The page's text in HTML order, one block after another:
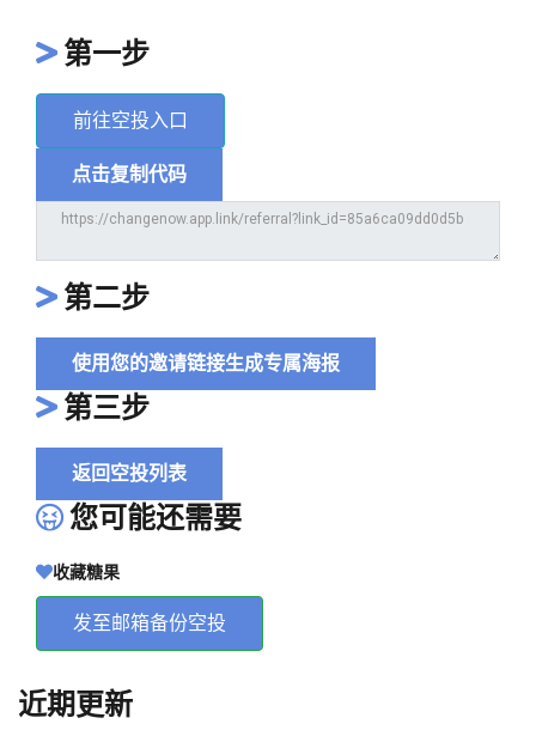
第一步
前往空投入口
点击复制代码
第二步
使用您的邀请链接生成专属海报
第三步
返回空投列表
您可能还需要
收藏糖果
发至邮箱备份空投
近期更新